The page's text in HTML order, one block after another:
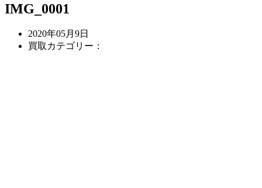
IMG_0001
2020年05月9日
買取カテゴリー：